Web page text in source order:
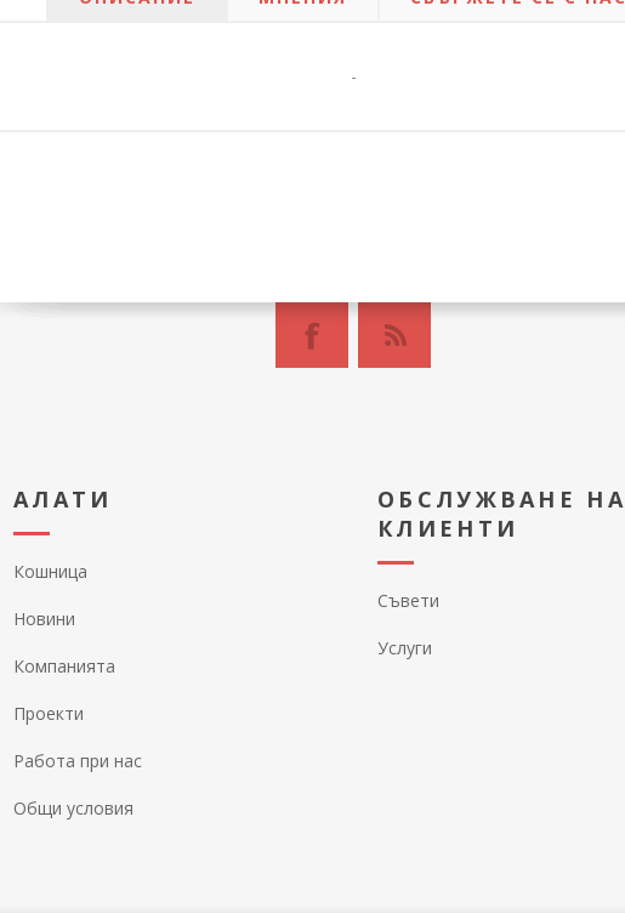
-
АЛАТИ
Кошница
Новини
Компанията
Проекти
Работа при нас
Общи условия
ОБСЛУЖВАНЕ НА
КЛИЕНТИ
Съвети
Услуги